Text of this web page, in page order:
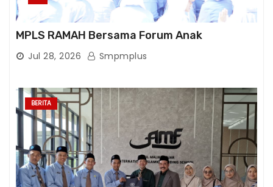
MPLS RAMAH Bersama Forum Anak
Jul 28, 2026 Smpmplus
BERITA